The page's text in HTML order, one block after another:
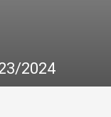
2024